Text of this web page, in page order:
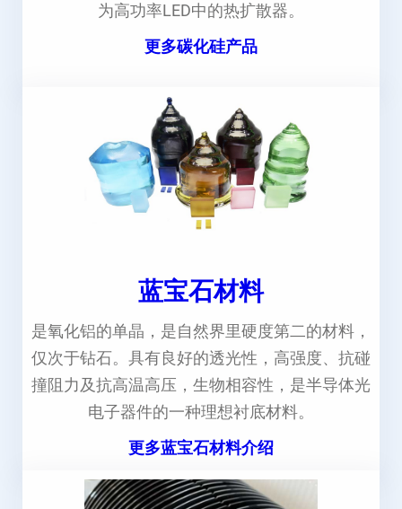
为高功率LED中的热扩散器。
更多碳化硅产品
蓝宝石材料
是氧化铝的单晶，是自然界里硬度第二的材料，
仅次于钻石。具有良好的透光性，高强度、抗碰
撞阻力及抗高温高压，生物相容性，是半导体光
电子器件的一种理想衬底材料。
更多蓝宝石材料介绍